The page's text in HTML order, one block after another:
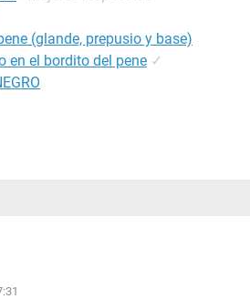
(glande, prepusio y base)
en el bordito del pene ✓